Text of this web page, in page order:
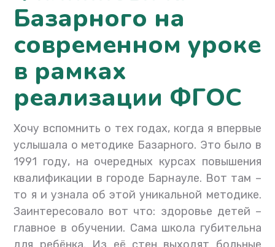
Базарного на
современном уроке
в рамках
реализации ФГОС
Хочу вспомнить о тех годах, когда я впервые
услышала о методике Базарного. Это было в
1991 году, на очередных курсах повышения
квалификации в городе Барнауле. Вот там –
то я и узнала об этой уникальной методике.
Заинтересовало вот что: здоровье детей –
главное в обучении. Сама школа губительна